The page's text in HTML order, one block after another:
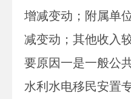
增减变动； 附属单
减变动；其他收入
要原因一是一般公
水利水电移民安置